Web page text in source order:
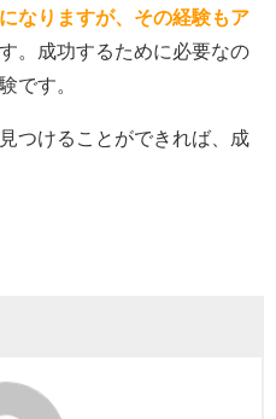
なりますが、その経験もア
。成功するために必要なの
です。
つけることができれば、成